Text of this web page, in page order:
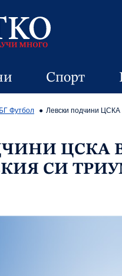
Спорт
БГ Футбол Левски подчини
ЦСКА
СИ